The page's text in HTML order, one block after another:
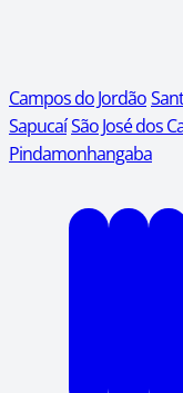
Campos do Jordão
SapucaíSão José dos
Pindamonhangaba